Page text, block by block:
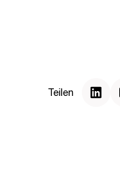
Teilen